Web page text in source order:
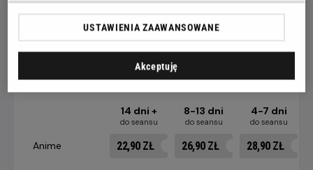
14 dni +
do seansu
8-13 dni
do seansu
4-7 dni
do seansu
Anime 22,90 ZŁ 26,90 ZŁ 28,90 ZŁ
USTAWIENIA ZAAWANSOWANE
Akceptuję